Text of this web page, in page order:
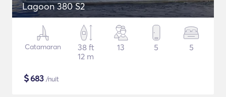
Lagoon 380 S2
Catamaran
38 ft
12 m
13 5 5
$683 /nuit